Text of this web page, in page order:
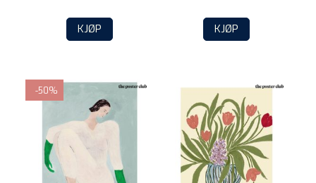
KJØP KJØP
-50%